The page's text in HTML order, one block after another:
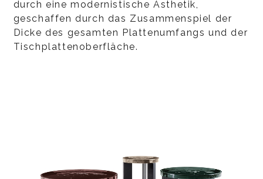
durch eine modernistische Ästhetik,
geschaffen durch das Zusammenspiel der
Dicke des gesamten Plattenumfangs und der
Tischplattenoberfläche.